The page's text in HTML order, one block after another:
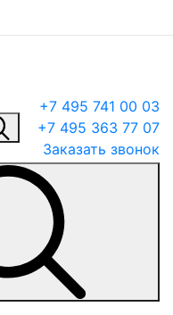
+7 495 741 00 03
+7 495 363 77 07
Заказать звонок